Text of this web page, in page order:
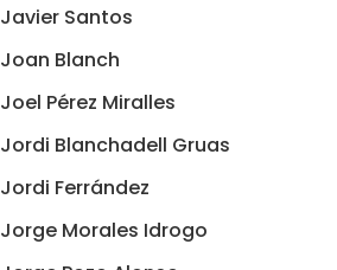
Javier Santos
Joan Blanch
Joel Pérez Miralles
Jordi Blanchadell Gruas
Jordi Ferrández
Jorge Morales Idrogo